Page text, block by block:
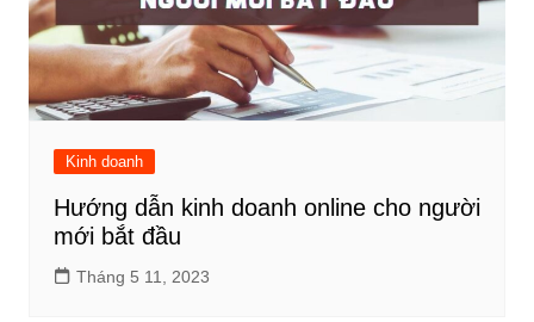
Kinh doanh
Hướng dẫn kinh doanh online cho người
mới bắt đầu
Tháng 5 11, 2023